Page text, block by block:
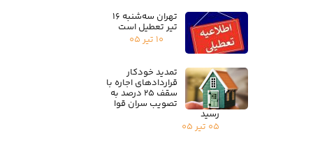
تهران سه‌شنبه ۱۶
تیر تعطیل است
۱۰ تیر ۰۵
تمدید خودکار
قراردادهای اجاره با
سقف ۲۵ درصد به
تصویب سران قوا
رسید
۰۵ تیر ۰۵